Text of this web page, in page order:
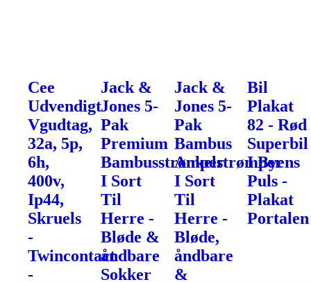
Cee
Udvendigt
Vgudtag,
32a, 5p,
6h,
400v,
Ip44,
Skruels
-
Twincontact
-
Jack &
Jones 5-
Pak
Premium
Bambusstrømper
I Sort
Til
Herre -
Bløde &
åndbare
Sokker
Jack &
Jones 5-
Pak
Bambus
Ankelstrømper
I Sort
Til
Herre -
Bløde,
åndbare
&
Bil
Plakat
82 - Rød
Superbil
I Byens
Puls -
Plakat
Portalen